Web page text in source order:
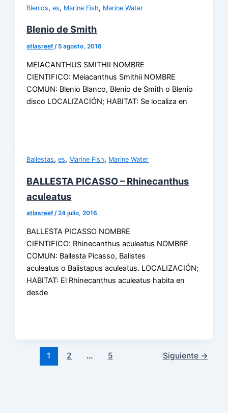
Blenios,es, Marine Fish, Marine Water
Blenio de Smith
atlasreef/ 5 agosto, 2016
MEIACANTHUS SMITHII NOMBRE
CIENTIFICO: Meiacanthus Smithii NOMBRE
COMUN: Blenio Blanco, Blenio de Smith o Blenio
disco LOCALIZACIÓN; HABITAT: Se localiza en
Ballestas,es, Marine Fish, Marine Water
BALLESTA PICASSO – Rhinecanthus
aculeatus
atlasreef/24 julio, 2016
BALLESTA PICASSO NOMBRE
CIENTIFICO: Rhinecanthus aculeatus NOMBRE
COMUN: Ballesta Picasso, Balistes
aculeatus o Balistapus aculeatus. LOCALIZACIÓN;
HABITAT: El Rhinecanthus aculeatus habita en
desde
1 2 … 5 Siguiente →